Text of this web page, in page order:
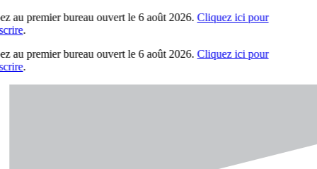
au premier bureau ouvert le 6 août 2026.Cliquez ici pour
.
au premier bureau ouvert le 6 août 2026.Cliquez ici pour
.